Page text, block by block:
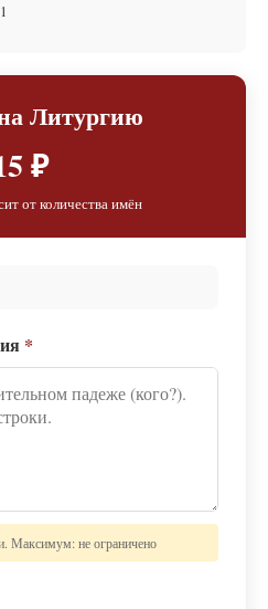
Литургию
₽
от количества имён
*
Максимум: не ограничено